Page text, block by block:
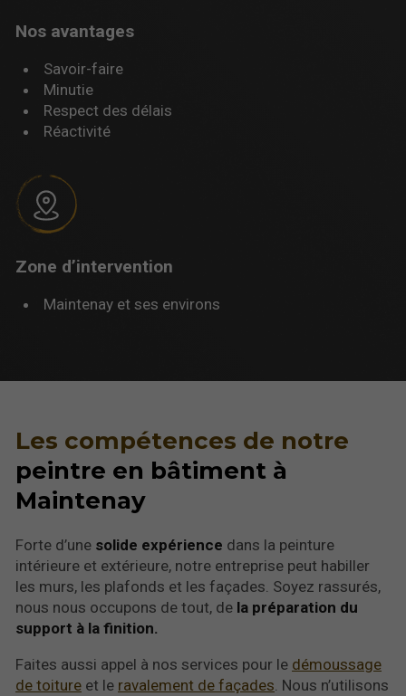
Nos avantages
Savoir-faire
Minutie
Respect des délais
Réactivité
Zone d’intervention
Maintenay et ses environs
Les compétences de notre
peintre en bâtiment à
Maintenay
Forte d’une solide expérience dans la peinture
intérieure et extérieur­e, notre entreprise peut habiller
les murs, les plafonds et les façades. Soyez rassurés,
nous nous occupons de tout, de la préparation du
support à la finition.
Faites aussi appel à nos services pour le démoussage
de toiture et le ravalement de façades. Nous n’utilisons